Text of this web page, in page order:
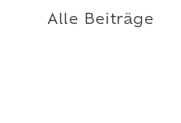
Alle Beiträge